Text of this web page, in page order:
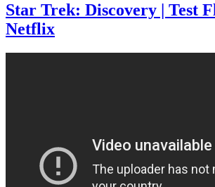
Star Trek: Discovery | Test
Netflix